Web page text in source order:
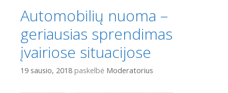
Automobilių nuoma –
geriausias sprendimas
įvairiose situacijose
19 sausio, 2018 paskelbė Moderatorius